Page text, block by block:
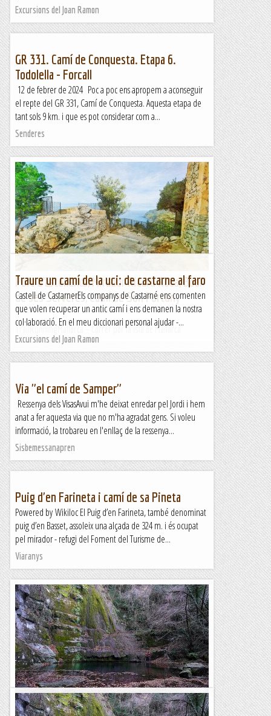
Excursions del Joan Ramon
GR 331. Camí de Conquesta. Etapa 6.
Todolella - Forcall
12 de febrer de 2024 Poc a poc ens apropem a aconseguir
el repte del GR 331, Camí de Conquesta. Aquesta etapa de
tant sols 9 km. i que es pot considerar com a...
Senderes
Port d’Estellencs, Mirador Ricard Roca, Boal
de ses Serveres, Camí de Son Fortuny
TrailRunningMallorca – Correr por la isla de Mallorca
Traure un camí de la uci: de castarne al faro
Castell de CastarnerEls companys de Castarné ens comenten
que volen recuperar un antic camí i ens demanen la nostra
col·laboració. En el meu diccionari personal ajudar -...
Excursions del Joan Ramon
Via "el camí de Samper"
Ressenya dels VisasAvui m'he deixat enredar pel Jordi i hem
anat a fer aquesta via que no m'ha agradat gens. Si voleu
informació, la trobareu en l'enllaç de la ressenya...
Sisbemessanapren
Puig d'en Farineta i camí de sa Pineta
Powered by Wikiloc El Puig d’en Farineta, també denominat
puig d’en Basset, assoleix una alçada de 324 m. i és ocupat
pel mirador - refugi del Foment del Turisme de...
Viaranys
Salt de l'olla - camí ral